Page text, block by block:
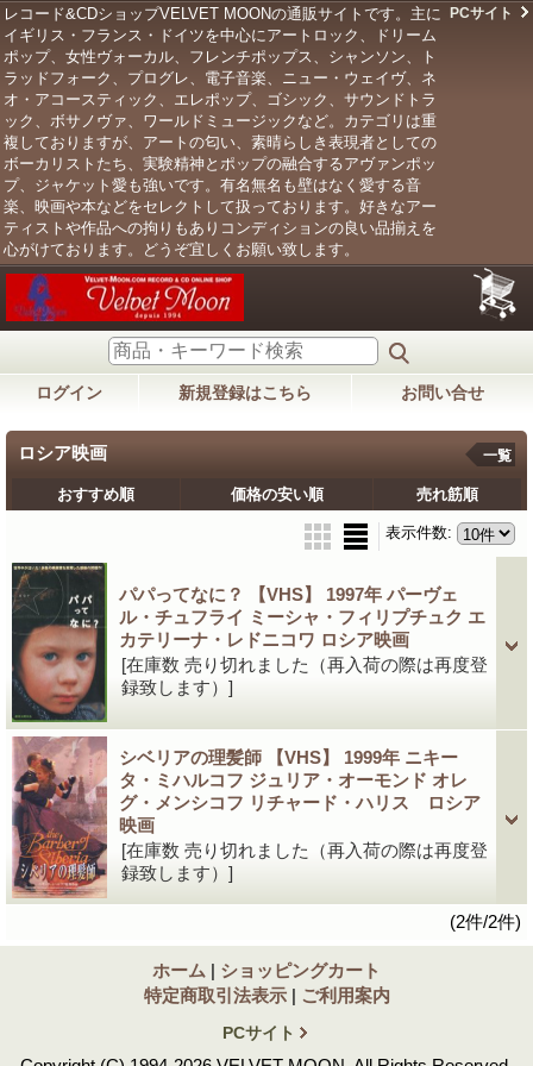
レコード&CDショップVELVET MOONの通販サイトです。主に
イギリス・フランス・ドイツを中心にアートロック、ドリーム
ポップ、女性ヴォーカル、フレンチポップス、シャンソン、ト
ラッドフォーク、プログレ、電子音楽、ニュー・ウェイヴ、ネ
オ・アコースティック、エレポップ、ゴシック、サウンドトラ
ック、ボサノヴァ、ワールドミュージックなど。カテゴリは重
複しておりますが、アートの匂い、素晴らしき表現者としての
ボーカリストたち、実験精神とポップの融合するアヴァンポッ
プ、ジャケット愛も強いです。有名無名も壁はなく愛する音
楽、映画や本などをセレクトして扱っております。好きなアー
ティストや作品への拘りもありコンディションの良い品揃えを
心がけております。どうぞ宜しくお願い致します。
PCサイト
ログイン 新規登録はこちら お問い合せ
ロシア映画 一覧
おすすめ順 価格の安い順 売れ筋順
表示件数:
パパってなに？ 【VHS】 1997年 パーヴェ
ル・チュフライ ミーシャ・フィリプチュク エ
カテリーナ・レドニコワ ロシア映画
[在庫数 売り切れました（再入荷の際は再度登
録致します）]
シベリアの理髪師 【VHS】 1999年 ニキー
タ・ミハルコフ ジュリア・オーモンド オレ
グ・メンシコフ リチャード・ハリス ロシア
映画
[在庫数 売り切れました（再入荷の際は再度登
録致します）]
(2件/2件)
ホーム | ショッピングカート
特定商取引法表示 | ご利用案内
PCサイト